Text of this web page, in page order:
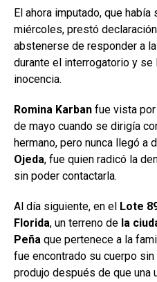
El ahora imputado, que
miércoles, prestó
abstenerse de responder a
durante el interrogatorio y se
inocencia.
Romina Karban fue vista por
de mayo cuando se dirigía
hermano, pero nunca llegó a
Ojeda, fue quien radicó la
sin poder contactarla.
Al día siguiente, en el Lote
Florida, un terreno de la
Peña que pertenece a la
fue encontrado su cuerpo
produjo después de que una